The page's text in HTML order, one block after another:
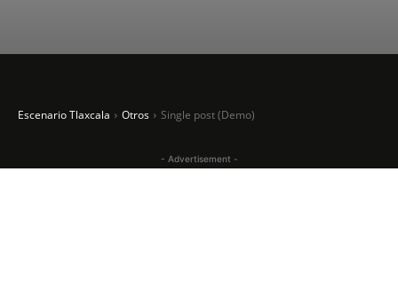
Escenario Tlaxcala Otros Single post (Demo)
- Advertisement -